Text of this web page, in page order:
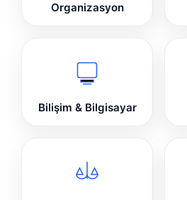
Organizasyon
Bilişim & Bilgisayar